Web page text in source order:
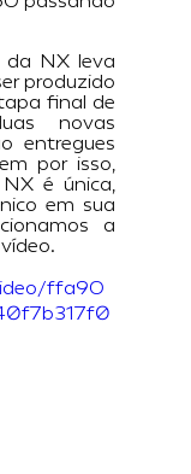
da NX leva
produzido
final de
novas
entregues
por isso,
é única,
em sua
a
ffa90